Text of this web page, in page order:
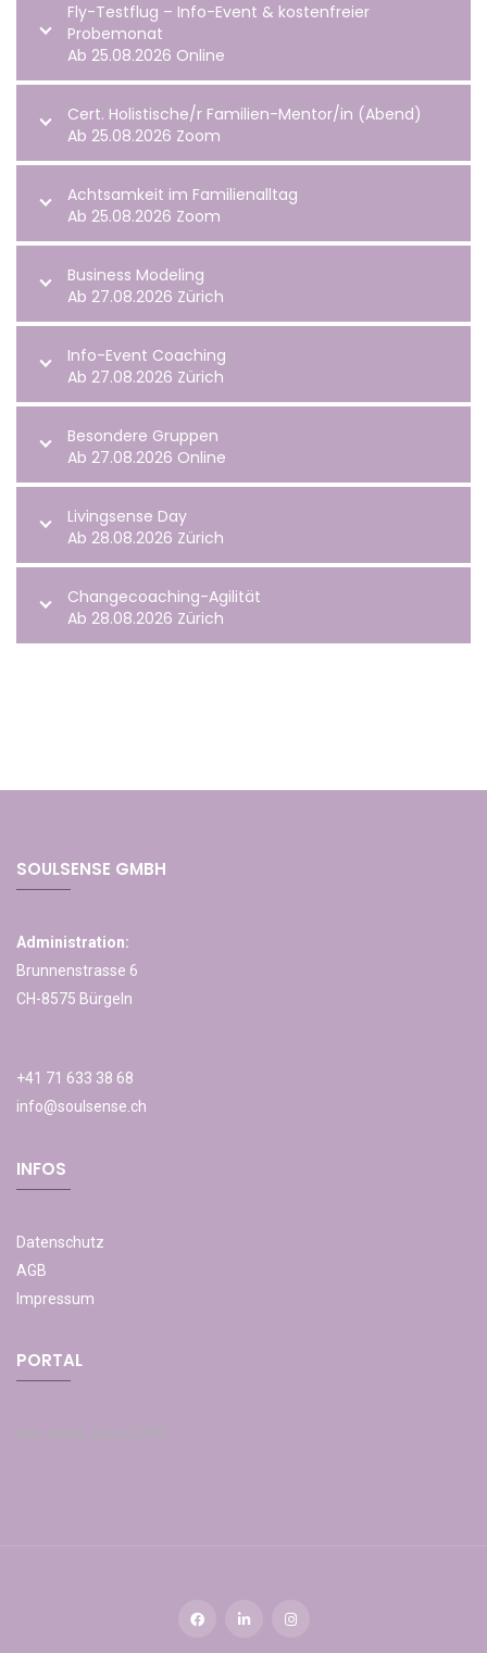
Fly-Testflug – Info-Event & kostenfreier
Probemonat
Ab 25.08.2026 Online
Cert. Holistische/r Familien-Mentor/in (Abend)
Ab 25.08.2026 Zoom
Achtsamkeit im Familienalltag
Ab 25.08.2026 Zoom
Business Modeling
Ab 27.08.2026 Zürich
Info-Event Coaching
Ab 27.08.2026 Zürich
Besondere Gruppen
Ab 27.08.2026 Online
Livingsense Day
Ab 28.08.2026 Zürich
Changecoaching-Agilität
Ab 28.08.2026 Zürich
SOULSENSE GMBH
Administration:
Brunnenstrasse 6
CH-8575 Bürgeln
+41 71 633 38 68
info@soulsense.ch
INFOS
Datenschutz
AGB
Impressum
PORTAL